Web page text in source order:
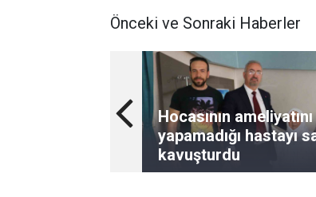
Önceki ve Sonraki Haberler
Hocasının ameliyatını
yapamadığı hastayı
kavuşturdu